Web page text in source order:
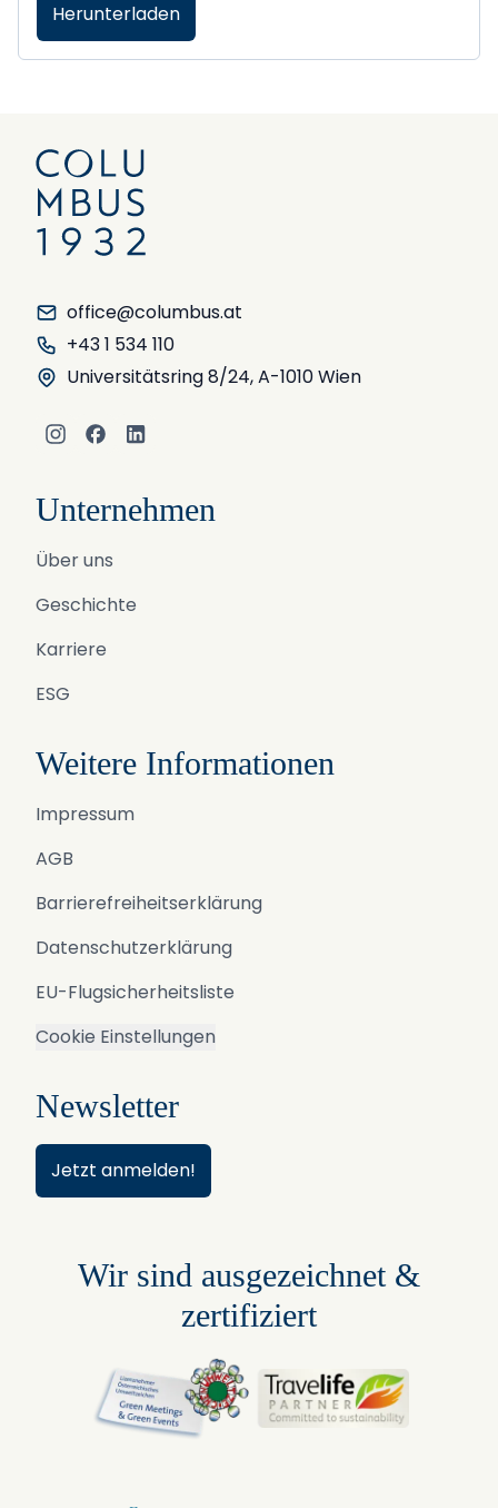
Herunterladen
office@columbus.at
+43 1 534 110
Universitätsring 8/24, A-1010 Wien
Instagram
Facebook
LinkedIn
Unternehmen
Über uns
Geschichte
Karriere
ESG
Weitere Informationen
Impressum
AGB
Barrierefreiheitserklärung
Datenschutzerklärung
EU-Flugsicherheitsliste
Cookie Einstellungen
Newsletter
Jetzt anmelden!
Wir sind ausgezeichnet &
zertifiziert